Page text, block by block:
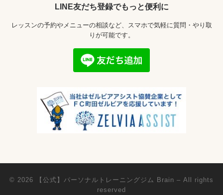
LINE友だち登録でもっと便利に
レッスンの予約やメニューの相談など、スマホで気軽に質問・やり取
りが可能です。
© 2026 【公式】パーソナルトレーニングジム Brain – All rights
reserved